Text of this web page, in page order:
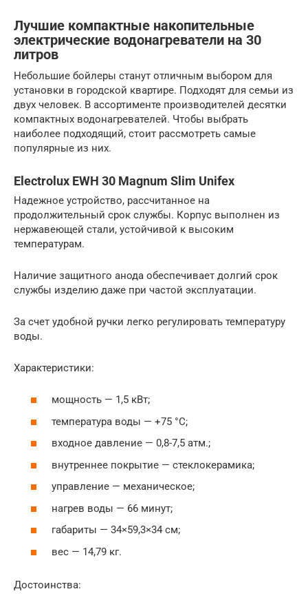
Лучшие компактные накопительные
электрические водонагреватели на 30
литров
Небольшие бойлеры станут отличным выбором для
установки в городской квартире. Подходят для семьи из
двух человек. В ассортименте производителей десятки
компактных водонагревателей. Чтобы выбрать
наиболее подходящий, стоит рассмотреть самые
популярные из них.
Electrolux EWH 30 Magnum Slim Unifex
Надежное устройство, рассчитанное на
продолжительный срок службы. Корпус выполнен из
нержавеющей стали, устойчивой к высоким
температурам.
Наличие защитного анода обеспечивает долгий срок
службы изделию даже при частой эксплуатации.
За счет удобной ручки легко регулировать температуру
воды.
Характеристики:
мощность — 1,5 кВт;
температура воды — +75 °С;
входное давление — 0,8-7,5 атм.;
внутреннее покрытие — стеклокерамика;
управление — механическое;
нагрев воды — 66 минут;
габариты — 34×59,3×34 см;
вес — 14,79 кг.
Достоинства: